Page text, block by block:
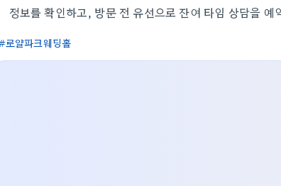
정보를 확인하고, 방문 전 유선으로 잔여 타임 상담을 예
로얄파크웨딩홀